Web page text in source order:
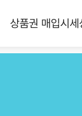
상품권 매입시세